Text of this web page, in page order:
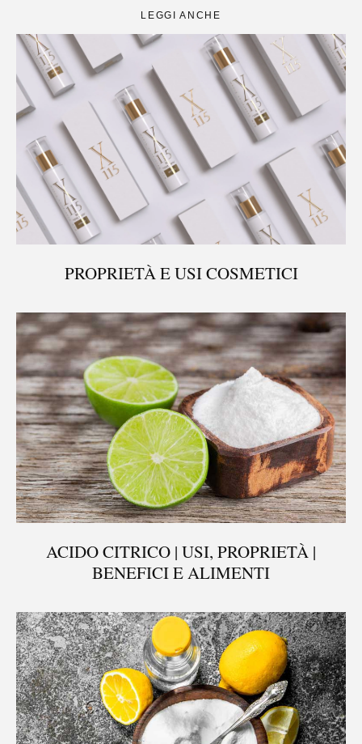
LEGGI ANCHE
PROPRIETÀ E USI COSMETICI
ACIDO CITRICO | USI, PROPRIETÀ |
BENEFICI E ALIMENTI